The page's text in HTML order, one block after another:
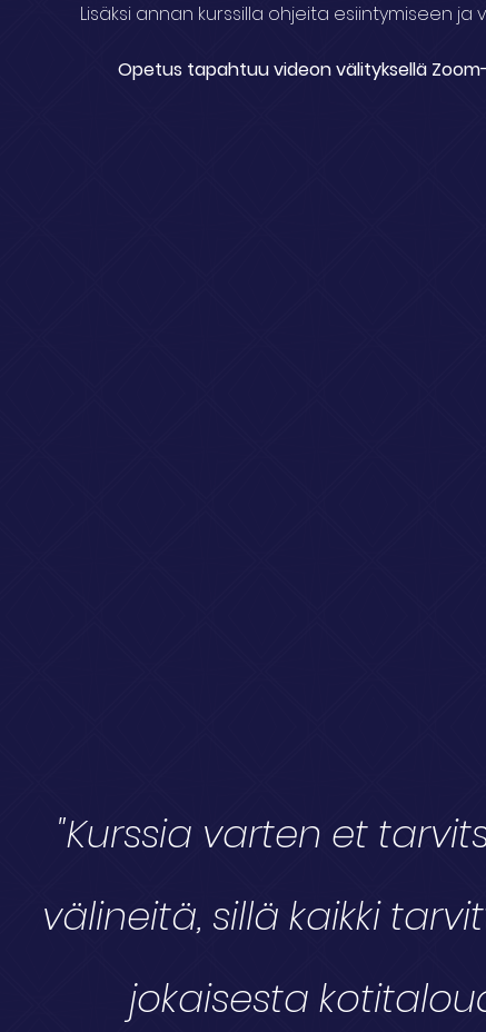
Lisäksi annan kurssilla ohjeita esiintymiseen ja
Opetus tapahtuu videon välityksellä
"Kurssia varten et
välineitä, sillä kaikki
jokaisesta